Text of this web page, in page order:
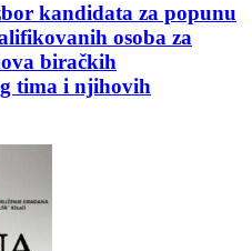
kandidata za popunu
osoba za
biračkih
tima i njihovih